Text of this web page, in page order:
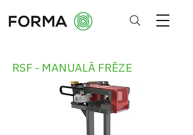
RSF - MANUALĀ FRĒZE